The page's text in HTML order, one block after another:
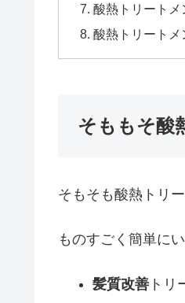
酸熱トリート
酸熱トリートメ
そももそ酸
そもそも酸熱トリ
ものすごく簡単にい
髪質改善トリ